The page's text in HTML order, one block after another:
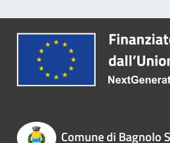
Comune di Bagnolo